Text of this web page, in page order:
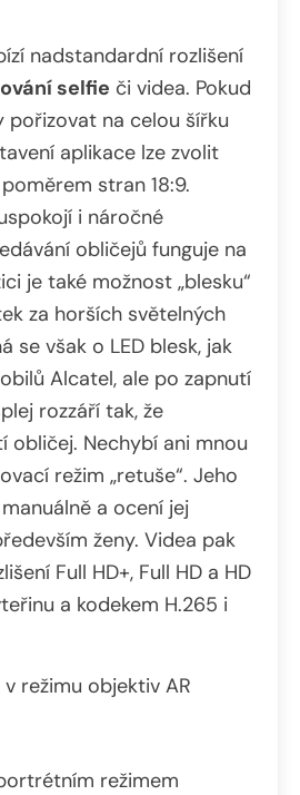
nadstandardní rozlišení
selfie či videa. Pokud
na celou šířku
aplikace lze zvolit
stran 18:9.
i náročné
obličejů funguje na
je také možnost „blesku“
za horších světelných
se však o LED blesk, jak
Alcatel, ale po zapnutí
rozzáří tak, že
obličej. Nechybí ani mnou
režim „retuše“. Jeho
a ocení jej
ženy. Videa pak
Full HD+, Full HD a HD
a kodekem H.265 i
režimu objektiv AR
režimem